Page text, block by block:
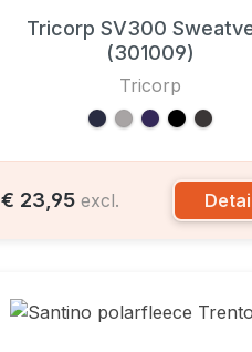
Tricorp SV300
(301009)
Tricorp
€ 23,95 excl.